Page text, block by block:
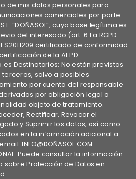
de mis datos personales para
comerciales por parte
S.L. “DOÑASOL”, cuya base legítima es
del interesado (art. 6.1.a RGPD
ES2011209 certificado de conformidad
de la AEPD:
Destinatarios: No están previstas
salvo a posibles
por cuenta del responsable
por obligación legal o
objeto de tratamiento.
Rectificar, Revocar el
y Suprimir los datos, así como
en la información adicional a
INFO@DOÑASOL.COM
Puede consultar la información
sobre Protección de Datos en